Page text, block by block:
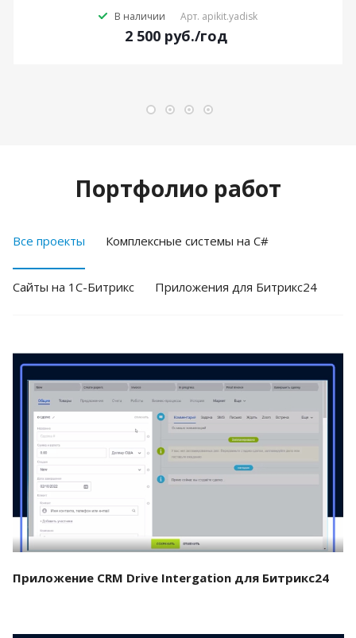
В наличии Арт. apikit.yadisk
2 500 руб./год
Портфолио работ
Все проекты Комплексные системы на C#
Cайты на 1С-Битрикс Приложения для Битрикс24
Смотреть проект
Приложение CRM Drive Intergation для Битрикс24